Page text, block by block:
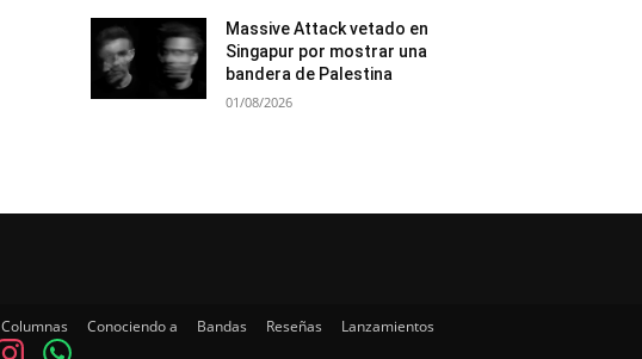
Massive Attack vetado en
Singapur por mostrar una
bandera de Palestina
01/08/2026
Columnas Conociendo a Bandas Reseñas
Lanzamientos